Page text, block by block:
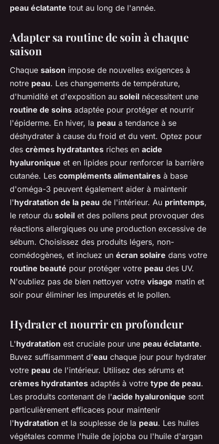
peau éclatante tout au long de l'année.
Adapter sa routine de soin à chaque
saison
Chaque saison impose de nouvelles exigences à
notre peau. Les changements de température,
d'humidité et d'exposition au soleil nécessitent une
routine de soins adaptée pour protéger et nourrir
l'épiderme. En hiver, la peau a tendance à se
déshydrater à cause du froid et du vent. Optez pour
des crèmes hydratantes riches en acide
hyaluronique et en lipides pour renforcer la barrière
cutanée. Les compléments alimentaires à base
d'oméga-3 peuvent également aider à maintenir
l'hydratation de la peau de l'intérieur. Au printemps,
le retour du soleil et des pollens peut provoquer des
réactions allergiques ou une production excessive de
sébum. Choisissez des produits légers, non-
comédogènes, et incluez un écran solaire dans votre
routine beauté pour protéger votre peau des UV.
N'oubliez pas de bien nettoyer votre visage matin et
soir pour éliminer les impuretés et le pollen.
Hydrater et nourrir en profondeur
L'hydratation est cruciale pour une peau éclatante.
Buvez suffisamment d'eau chaque jour pour hydrater
votre peau de l'intérieur. Utilisez des sérums et
crèmes hydratantes adaptés à votre type de peau.
Les produits contenant de l'acide hyaluronique sont
particulièrement efficaces pour maintenir
l'hydratation et la souplesse de la peau. Les huiles
végétales comme l'huile de jojoba ou l'huile d'argan